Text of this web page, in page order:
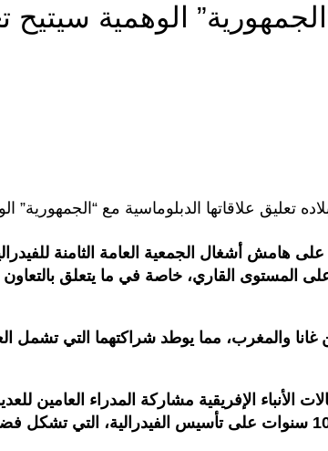
“الجمهورية” الوهمية
تعليق علاقاتها الدبلوماسية مع
أشغال الجمعية العامة الثامنة للفيدرالية
المستوى القاري، خاصة في ما يتعلق
والمغرب، مما يوطد شراكتهما التي تشمل
الأنباء الإفريقية مشاركة المدراء العامين
شخصيات بارزة من آفاق مختلفة، لتسليط الضوء على مرور 10 سنوات على